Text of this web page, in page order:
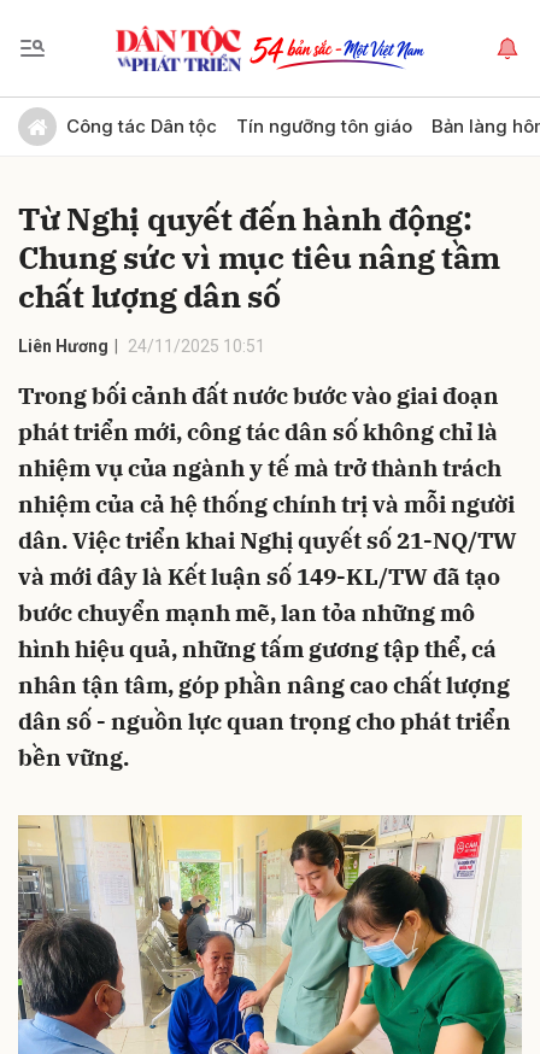
Công tác Dân tộc Tín ngưỡng tôn giáo Bản làng
Từ Nghị quyết đến hành động:
Chung sức vì mục tiêu nâng tầm
chất lượng dân số
Liên Hương 24/11/2025 10:51
Trong bối cảnh đất nước bước vào giai đoạn
phát triển mới, công tác dân số không chỉ là
nhiệm vụ của ngành y tế mà trở thành trách
nhiệm của cả hệ thống chính trị và mỗi người
dân. Việc triển khai Nghị quyết số 21-NQ/TW
và mới đây là Kết luận số 149-KL/TW đã tạo
bước chuyển mạnh mẽ, lan tỏa những mô
hình hiệu quả, những tấm gương tập thể, cá
nhân tận tâm, góp phần nâng cao chất lượng
dân số - nguồn lực quan trọng cho phát triển
bền vững.
Gửi bình luận